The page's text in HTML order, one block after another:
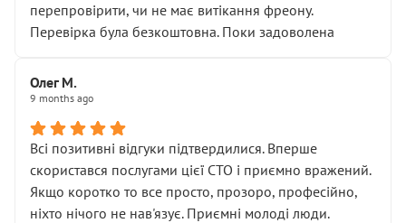
перепровірити, чи не має витікання фреону.
Перевірка була безкоштовна. Поки задоволена
Олег М.
9 months ago
Всі позитивні відгуки підтвердилися. Вперше
скористався послугами цієї СТО і приємно вражений.
Якщо коротко то все просто, прозоро, професійно,
ніхто нічого не нав'язує. Приємні молоді люди.